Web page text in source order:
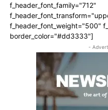
f_header_font_family="712"
f_header_font_weight="500"
border_color="#dd3333"]
-